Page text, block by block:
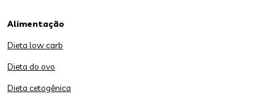
Alimentação
Dieta low carb
Dieta do ovo
Dieta cetogênica